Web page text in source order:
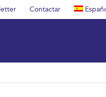
Contactar